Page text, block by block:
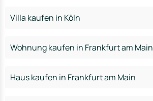
Villa kaufen in Köln
Wohnung kaufen in Frankfurt am Main
Haus kaufen in Frankfurt am Main